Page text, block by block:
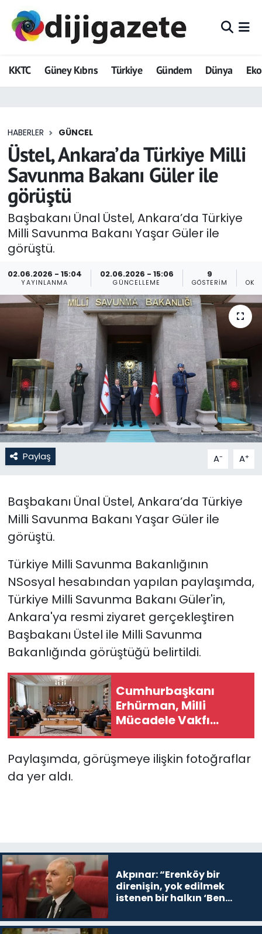
KKTC Güney Kıbrıs Türkiye Gündem Dünya
HABERLER GÜNCEL
Üstel, Ankara’da Türkiye Milli
Savunma Bakanı Güler ile
görüştü
Başbakanı Ünal Üstel, Ankara’da Türkiye
Milli Savunma Bakanı Yaşar Güler ile
görüştü.
02.06.2026 - 15:04
YAYINLANMA
02.06.2026 - 15:06
GÜNCELLEME
9
GÖSTERIM
Paylaş A- A+
Başbakanı Ünal Üstel, Ankara’da Türkiye
Milli Savunma Bakanı Yaşar Güler ile
görüştü.
Türkiye Milli Savunma Bakanlığının
NSosyal hesabından yapılan paylaşımda,
Türkiye Milli Savunma Bakanı Güler'in,
Ankara'ya resmi ziyaret gerçekleştiren
Başbakanı Üstel ile Milli Savunma
Bakanlığında görüştüğü belirtildi.
Cumhurbaşkanı
Erhürman, Milli
Mücadele Vakfı
başkanı ve yönetim
etti
Paylaşımda, görüşmeye ilişkin fotoğraflar
da yer aldı.
Akpınar: “Erenköy bir
direnişin, yok edilmek
istenen bir halkın ‘Ben
devam edeceğim’ dediği
ADVERTORIAL
Dijigazete
Eğitim
Ekonomi
Foto Galeri
GEZİ
Güncel
Gündem
KKTC
KKTC YEREL SEÇİM 2018
Kültür Sanat
Magazin
Moda
Nöbetçi Eczaneler
Otomobil Dünyası
Politika
Spor
Teknoloji
TÜRKiYE
Video Galeri
YAŞAM
Yazarlar
Hava Durumu
Trafik Durumu
Tüm Manşetler
Son Dakika Haberleri
Haber Arşivi